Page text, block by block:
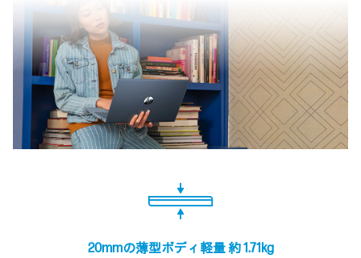
20mmの薄型ボディ 軽量 約 1.71kg